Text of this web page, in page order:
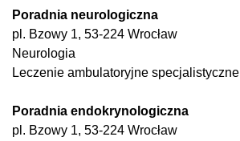
Poradnia neurologiczna
pl. Bzowy 1, 53-224 Wrocław
Neurologia
Leczenie ambulatoryjne specjalistyczne
Poradnia endokrynologiczna
pl. Bzowy 1, 53-224 Wrocław